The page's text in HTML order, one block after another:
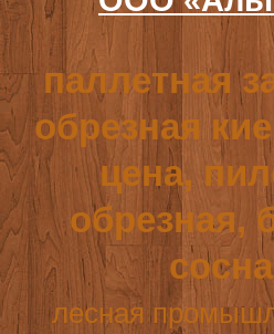
паллетная
обрезная
цена,
обрезная,
лесная